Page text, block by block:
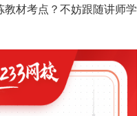
材考点？不妨跟随讲师学